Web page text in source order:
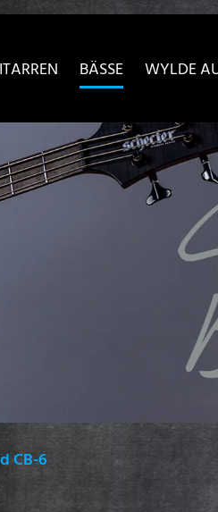
SeiteDiese Meldung nicht
BÄSSE WYLDE
CB-6